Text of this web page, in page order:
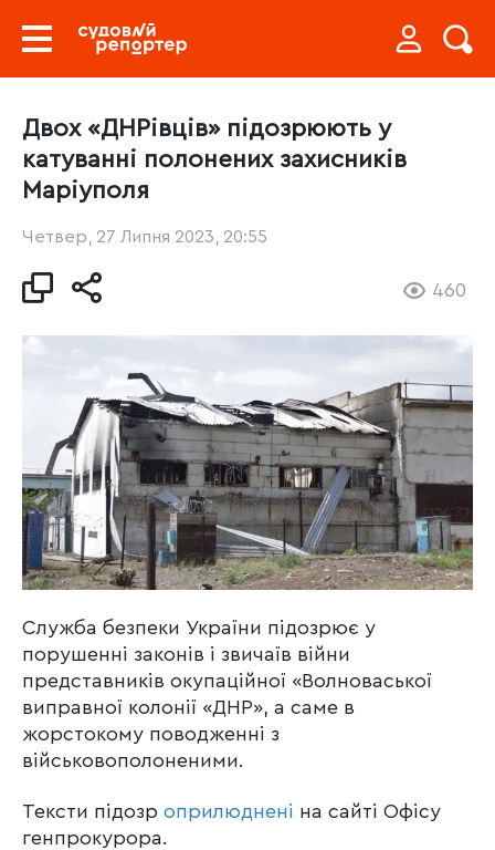
Двох «ДНРівців» підозрюють у
катуванні полонених захисників
Маріуполя
Четвер, 27 Липня 2023, 20:55
460
Служба безпеки України підозрює у
порушенні законів і звичаїв війни
представників окупаційної «Волноваської
виправної колонії «ДНР», а саме в
жорстокому поводженні з
військовополоненими.
Тексти підозр оприлюднені на сайті Офісу
генпрокурора.